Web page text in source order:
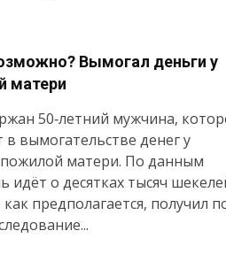
Вымогал деньги у
матери
50‑летний мужчина,
вымогательстве денег у
пожилой матери. По данным
идёт о десятках тысяч
предполагается, получил